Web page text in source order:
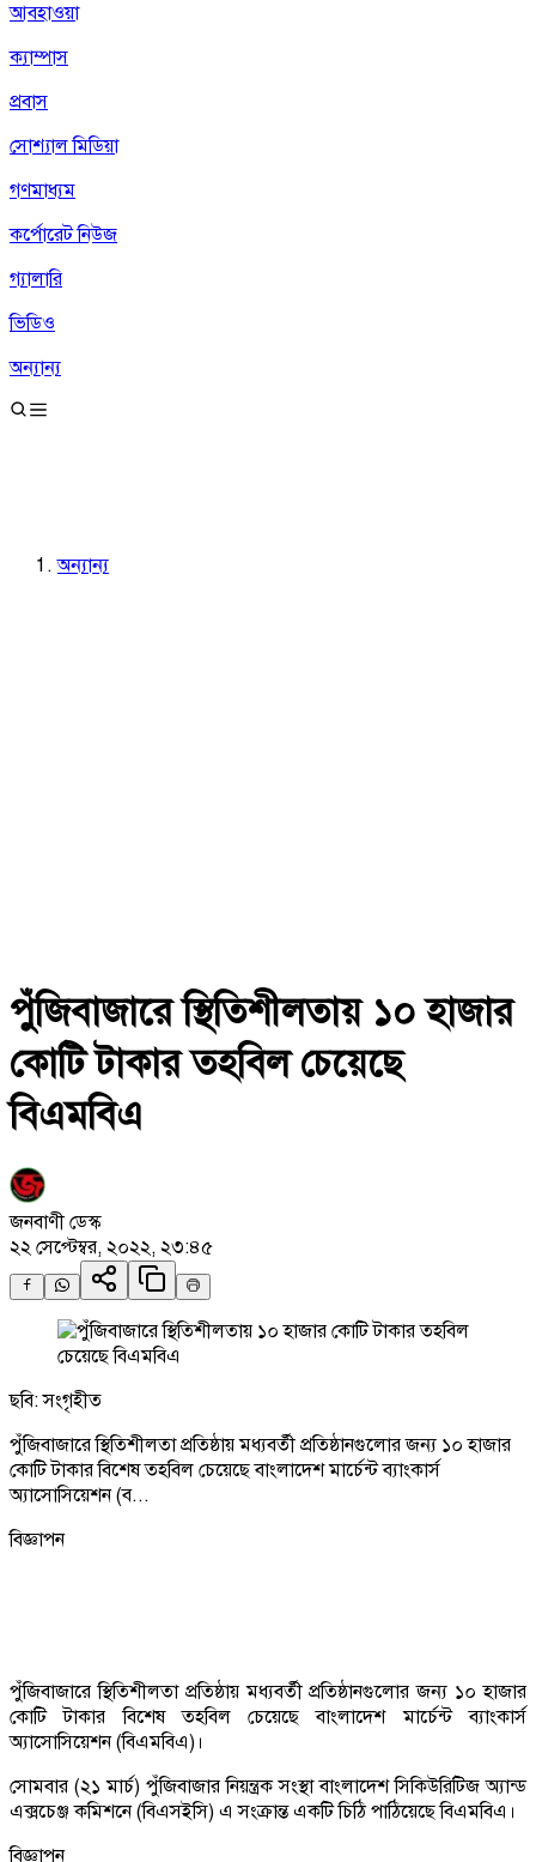
আবহাওয়া
ক্যাম্পাস
প্রবাস
সোশ্যাল মিডিয়া
গণমাধ্যম
কর্পোরেট নিউজ
গ্যালারি
ভিডিও
অন্যান্য
অন্যান্য
পুঁজিবাজারে স্থিতিশীলতায় ১০ হাজার
কোটি টাকার তহবিল চেয়েছে
বিএমবিএ
জনবাণী ডেস্ক
২২ সেপ্টেম্বর, ২০২২, ২৩:৪৫
ছবি: সংগৃহীত
পুঁজিবাজারে স্থিতিশীলতা প্রতিষ্ঠায় মধ্যবর্তী প্রতিষ্ঠানগুলোর জন্য ১০ হাজার
কোটি টাকার বিশেষ তহবিল চেয়েছে বাংলাদেশ মার্চেন্ট ব্যাংকার্স
অ্যাসোসিয়েশন (ব...
বিজ্ঞাপন
পুঁজিবাজারে স্থিতিশীলতা প্রতিষ্ঠায় মধ্যবর্তী প্রতিষ্ঠানগুলোর জন্য ১০ হাজার
কোটি টাকার বিশেষ তহবিল চেয়েছে বাংলাদেশ মার্চেন্ট ব্যাংকার্স
অ্যাসোসিয়েশন (বিএমবিএ)।
সোমবার (২১ মার্চ) পুঁজিবাজার নিয়ন্ত্রক সংস্থা বাংলাদেশ সিকিউরিটিজ অ্যান্ড
এক্সচেঞ্জ কমিশনে (বিএসইসি) এ সংক্রান্ত একটি চিঠি পাঠিয়েছে বিএমবিএ।
বিজ্ঞাপন